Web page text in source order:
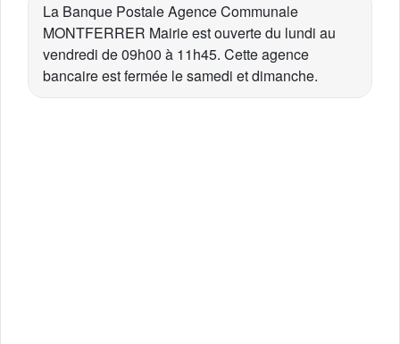
La Banque Postale Agence Communale
MONTFERRER Mairie est ouverte du lundi au
vendredi de 09h00 à 11h45. Cette agence
bancaire est fermée le samedi et dimanche.